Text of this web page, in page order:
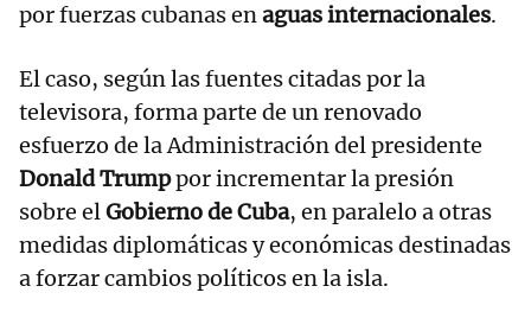
por fuerzas cubanas enaguas internacionales.
El caso, según las fuentes citadas por la
televisora, forma parte de un renovado
esfuerzo de la Administración del presidente
Donald Trumppor incrementar la presión
sobre elGobierno de Cuba, en paralelo a otras
medidas diplomáticas y económicas destinadas
a forzar cambios políticos en la isla.